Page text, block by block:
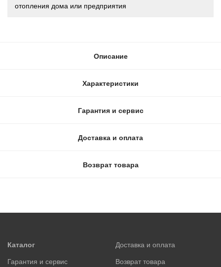
отопления дома или предприятия
Описание
Характеристики
Гарантия и сервис
Доставка и оплата
Возврат товара
Каталог
Доставка и оплата
Гарантия и сервис
Возврат товара